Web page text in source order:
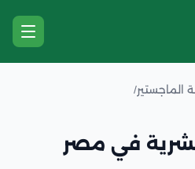
الماجستير/
في مصر